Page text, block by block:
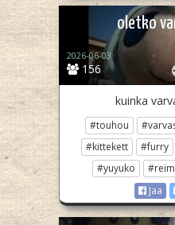
oletko
156
2026-06-03
kuinka
#touhou
#kittekett
#furry
#yuyuko
Jaa